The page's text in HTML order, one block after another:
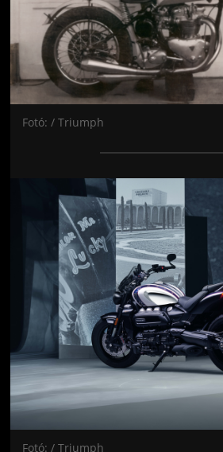
Fotó: / Triumph
Jön még kép!
Fotó: / Triumph